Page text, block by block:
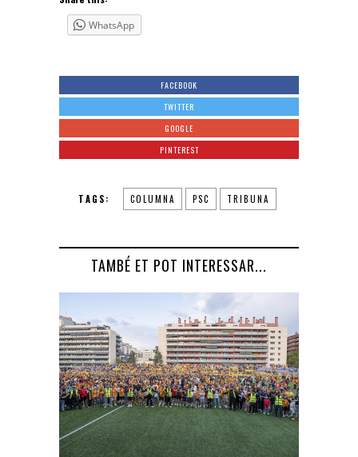
WhatsApp
FACEBOOK
TWITTER
GOOGLE
PINTEREST
TAGS: COLUMNA PSC TRIBUNA
TAMBÉ ET POT INTERESSAR...